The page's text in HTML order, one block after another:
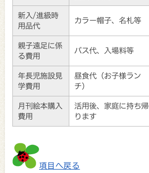
新入/進級時
用品代
カラー帽子、名札等
親子遠足に係
る費用
バス代、入場料等
年長児施設見
学費用
昼食代（お子様ラン
チ）
月刊絵本購入
費用
活用後、家庭に持ち帰
ります
項目へ戻る